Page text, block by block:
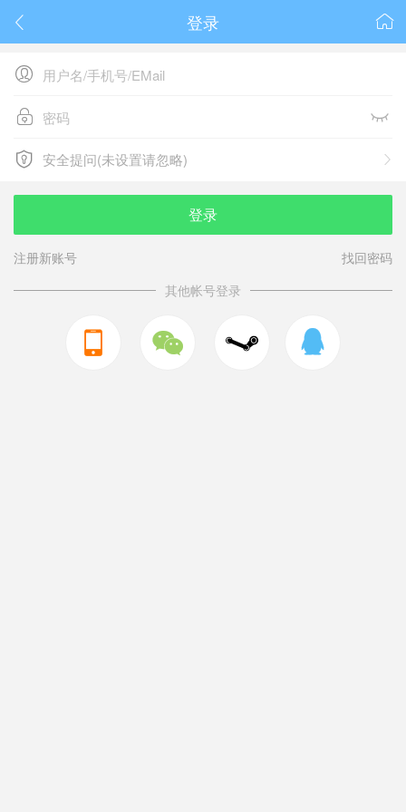
 
登录

 
 
安全提问(未设置请忽略)
安全提问(未设置请忽略)
登录
注册新账号
找回密码
其他帐号登录
  